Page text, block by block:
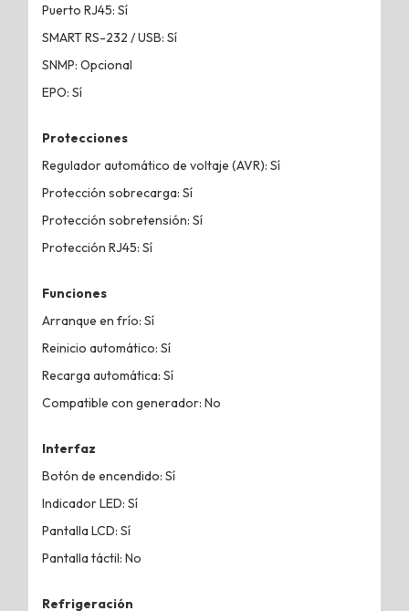
Puerto RJ45: Sí
SMART RS-232 / USB: Sí
SNMP: Opcional
EPO: Sí
Protecciones
Regulador automático de voltaje (AVR): Sí
Protección sobrecarga: Sí
Protección sobretensión: Sí
Protección RJ45: Sí
Funciones
Arranque en frío: Sí
Reinicio automático: Sí
Recarga automática: Sí
Compatible con generador: No
Interfaz
Botón de encendido: Sí
Indicador LED: Sí
Pantalla LCD: Sí
Pantalla táctil: No
Refrigeración